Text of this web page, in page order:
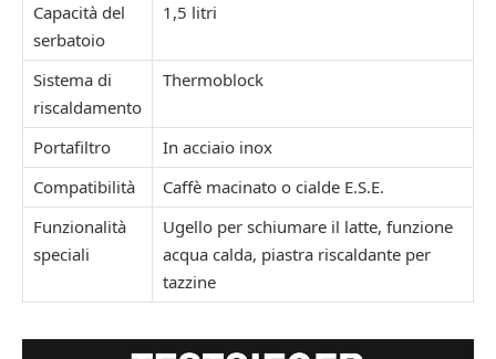
Capacità del
serbatoio
1,5 litri
Sistema di
riscaldamento
Thermoblock
Portafiltro
In acciaio inox
Compatibilità
Caffè macinato o cialde E.S.E.
Funzionalità
speciali
Ugello per schiumare il latte, funzione
acqua calda, piastra riscaldante per
tazzine